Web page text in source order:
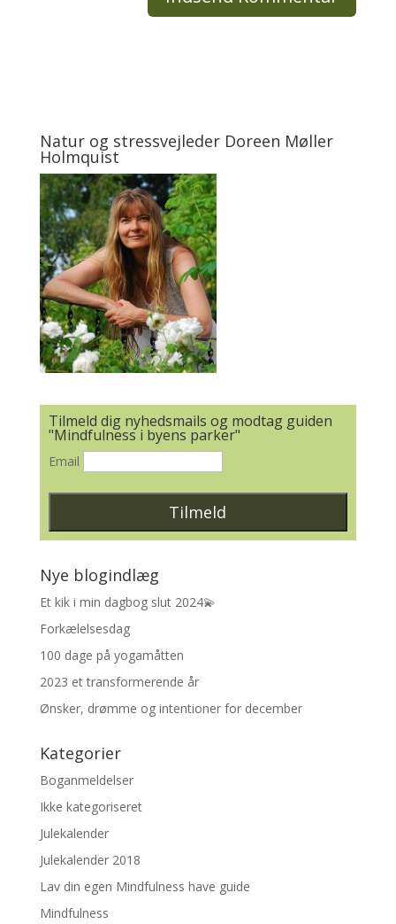
Natur og stressvejleder Doreen Møller
Holmquist
Tilmeld dig nyhedsmails og modtag guiden
"Mindfulness i byens parker"
Email
Nye blogindlæg
Et kik i min dagbog slut 2024💫
Forkælelsesdag
100 dage på yogamåtten
2023 et transformerende år
Ønsker, drømme og intentioner for december
Kategorier
Boganmeldelser
Ikke kategoriseret
Julekalender
Julekalender 2018
Lav din egen Mindfulness have guide
Mindfulness